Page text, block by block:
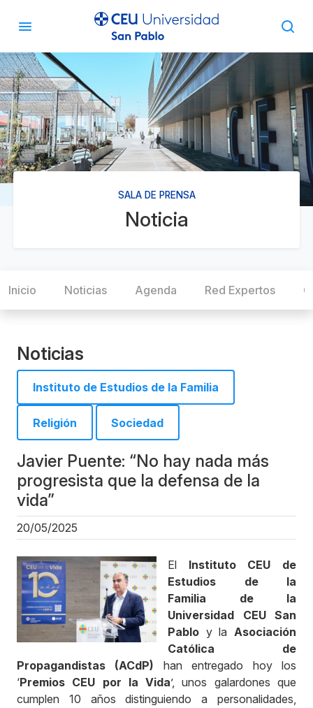
SALA DE PRENSA
Noticia
Inicio Noticias Agenda Red Expertos
Noticias
Instituto de Estudios de la Familia
Religión Sociedad
Javier Puente: “No hay nada más
progresista que la defensa de la
vida”
20/05/2025
El Instituto CEU de
Estudios de la
Familia de la
Universidad CEU San
Pablo y la Asociación
Católica de
Propagandistas (ACdP) han entregado hoy los
‘Premios CEU por la Vida’, unos galardones que
cumplen 10 años distinguiendo a personalidades,